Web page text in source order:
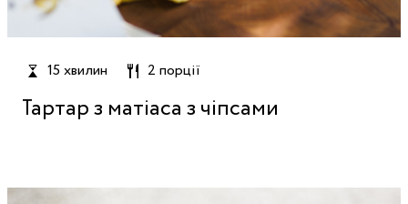
15 хвилин 2 порції
Тартар з матіаса з чіпсами